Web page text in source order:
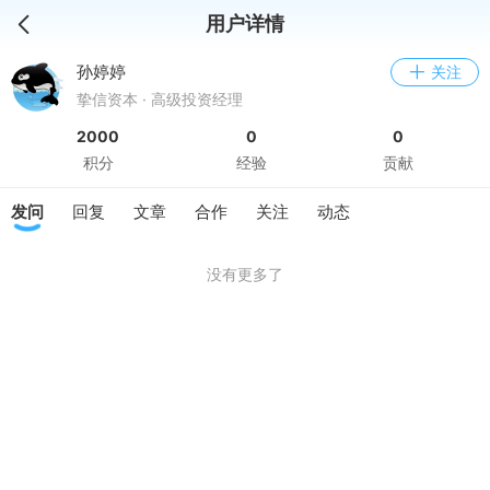
用户详情
孙婷婷
关注
挚信资本 · 高级投资经理
2000
积分
0
经验
0
贡献
发问 回复 文章 合作 关注 动态
没有更多了